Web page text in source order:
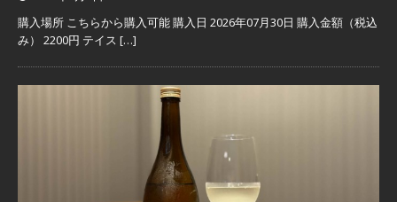
購入場所 こちらから購入可能 購入日 2026年07月30日 購入金額（税込
み） 2200円 テイス […]